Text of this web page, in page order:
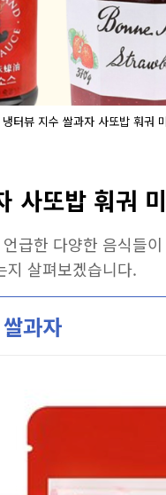
냉터뷰 지수 쌀과자 사또밥 훠궈
사또밥 훠궈
급한 다양한 음식들
지 살펴보겠습니다.
과자